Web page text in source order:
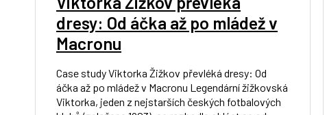
dresy: Od áčka až po mládež v
Macronu
Case study Viktorka Žižkov převléká dresy: Od
áčka až po mládež v Macronu Legendární žižkovská
Viktorka, jeden z nejstarších českých fotbalových